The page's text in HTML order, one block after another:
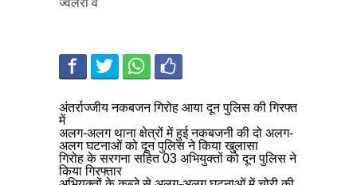
अंतर्राज्जीय नकबजन गिरोह आया दून पुलिस की गिरफ्त
में
अलग-अलग थाना क्षेत्रों में हुई नकबजनी की दो अलग-
अलग घटनाओं को दून पुलिस ने किया खुलासा
गिरोह के सरगना सहित 03 अभियुक्तों को दून पुलिस ने
किया गिरफ्तार